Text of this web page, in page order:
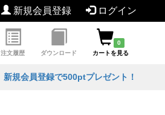
新規会員登録 ログイン
注文履歴 ダウンロード
0
カートを見る
新規会員登録で500ptプレゼント！